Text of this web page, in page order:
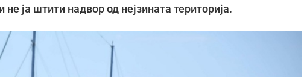
ја штити надвор од нејзината територија.